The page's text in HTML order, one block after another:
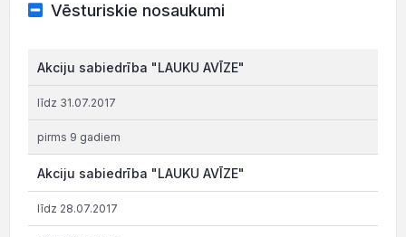
Vēsturiskie nosaukumi
Akciju sabiedrība "LAUKU AVĪZE"
līdz 31.07.2017
pirms 9 gadiem
Akciju sabiedrība "LAUKU AVĪZE"
līdz 28.07.2017